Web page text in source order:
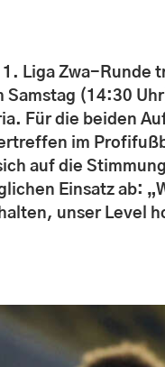
Liga Zwa-Runde
Samstag (14:30
Für die beiden
im
auf die
Einsatz ab:
unser Level